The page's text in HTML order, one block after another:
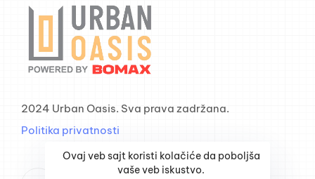
2024 Urban Oasis. Sva prava zadržana.
Politika privatnosti
Ovaj veb sajt koristi kolačiće da poboljša
vaše veb iskustvo.